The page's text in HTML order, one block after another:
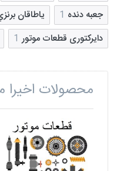
جعبه دنده 1 ياطاقان‌
دایرکتوری قطعات موتور 1
محصولات